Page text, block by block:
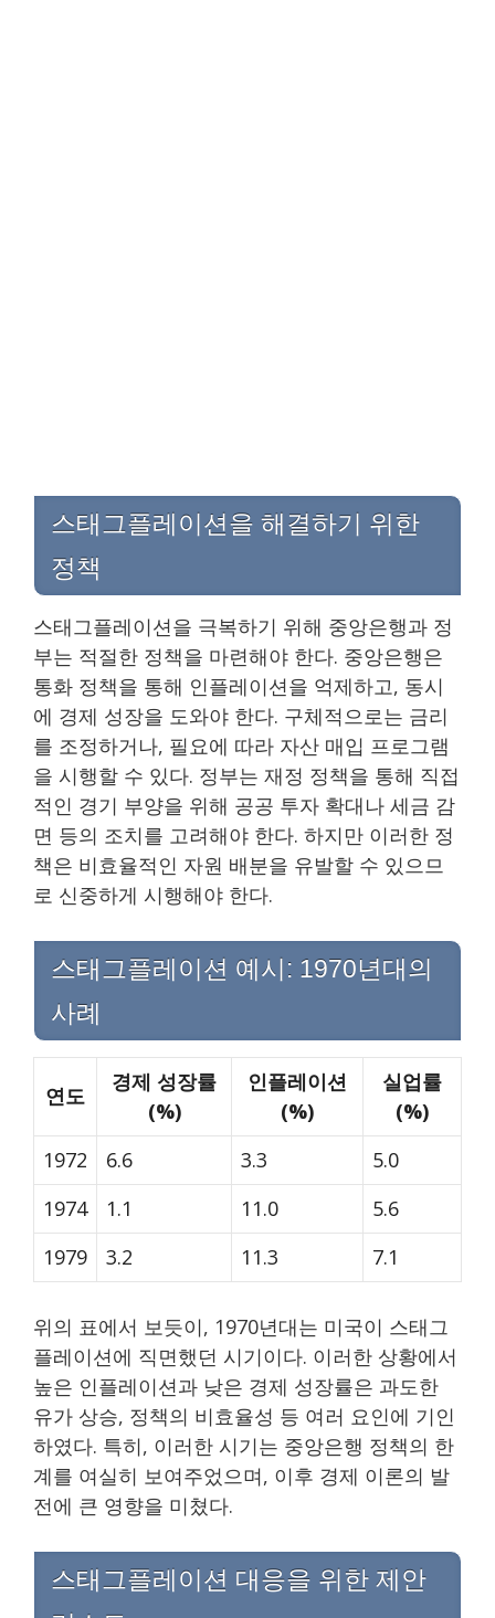
스태그플레이션을 해결하기 위한
정책
스태그플레이션을 극복하기 위해 중앙은행과 정
부는 적절한 정책을 마련해야 한다. 중앙은행은
통화 정책을 통해 인플레이션을 억제하고, 동시
에 경제 성장을 도와야 한다. 구체적으로는 금리
를 조정하거나, 필요에 따라 자산 매입 프로그램
을 시행할 수 있다. 정부는 재정 정책을 통해 직접
적인 경기 부양을 위해 공공 투자 확대나 세금 감
면 등의 조치를 고려해야 한다. 하지만 이러한 정
책은 비효율적인 자원 배분을 유발할 수 있으므
로 신중하게 시행해야 한다.
스태그플레이션 예시: 1970년대의
사례
연도
경제 성장률
(%)
인플레이션
(%)
실업률
(%)
1972
6.6 3.3
5.0
1974
1.1 11.0
5.6
1979
3.2 11.3 7.1
위의 표에서 보듯이, 1970년대는 미국이 스태그
플레이션에 직면했던 시기이다. 이러한 상황에서
높은 인플레이션과 낮은 경제 성장률은 과도한
유가 상승, 정책의 비효율성 등 여러 요인에 기인
하였다. 특히, 이러한 시기는 중앙은행 정책의 한
계를 여실히 보여주었으며, 이후 경제 이론의 발
전에 큰 영향을 미쳤다.
스태그플레이션 대응을 위한 제안